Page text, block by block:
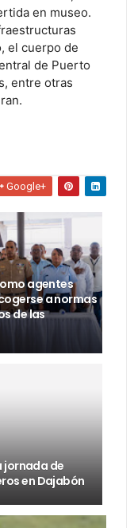
en museo.
el cuerpo de
de Puerto
entre otras
Google+
agentes
a normas
de las
jornada de
en Dajabón